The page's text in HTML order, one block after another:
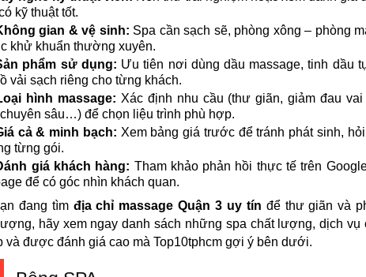
kỹ thuật tốt.
gian & vệ sinh: Spa cần sạch sẽ, phòng xông – phòng
khử khuẩn thường xuyên.
phẩm sử dụng: Ưu tiên nơi dùng dầu massage, tinh dầu
vải sạch riêng cho từng khách.
hình massage: Xác định nhu cầu (thư giãn, giảm đau vai
chuyên sâu…) để chọn liệu trình phù hợp.
cả & minh bạch: Xem bảng giá trước để tránh phát sinh,
từng gói.
giá khách hàng: Tham khảo phản hồi thực tế trên
để có góc nhìn khách quan.
đang tìm địa chỉ massage Quận 3 uy tín để thư giãn và
hãy xem ngay danh sách những spa chất lượng, dịch vụ
và được đánh giá cao mà Top10tphcm gợi ý bên dưới.